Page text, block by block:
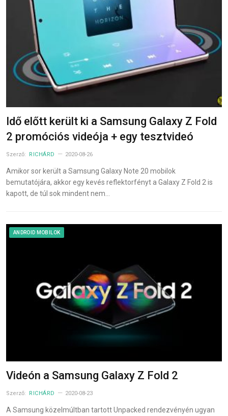
Idő előtt került ki a Samsung Galaxy Z Fold
2 promóciós videója + egy tesztvideó
Szerző: RICHÁRD 2020-08-26
Amikor sor került a Samsung Galaxy Note 20 mobilok
bemutatójára, akkor egy kevés reflektorfényt a Galaxy Z Fold 2 is
kapott, de túl sok mindent nem…
ANDROID MOBILOK
Videón a Samsung Galaxy Z Fold 2
Szerző: RICHÁRD 2020-08-23
A Samsung közelmúltban tartott Unpacked rendezvényén ugyan